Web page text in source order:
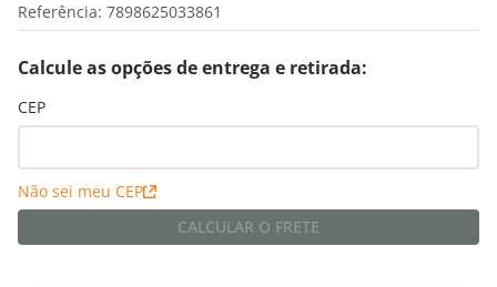
Referência: 7898625033861
Calcule as opções de entrega e retirada:
CEP
Não sei meu CEP
CALCULAR O FRETE